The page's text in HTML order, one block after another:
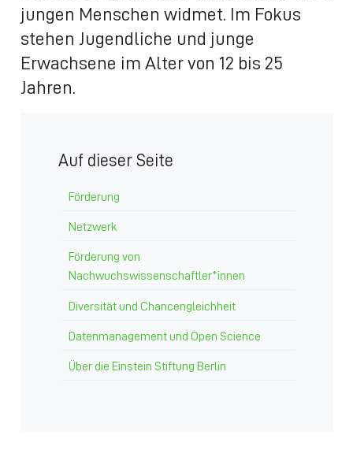
jungen Menschen widmet. Im Fokus
stehen Jugendliche und junge
Erwachsene im Alter von 12 bis 25
Jahren.
Auf dieser Seite
Förderung
Netzwerk
Förderung von
Nachwuchswissenschaftler*innen
Diversität und Chancengleichheit
Datenmanagement und Open Science
Über die Einstein Stiftung Berlin